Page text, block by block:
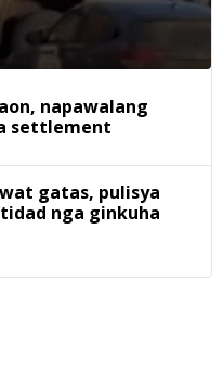
napawalang
settlement
gatas, pulisya
nga ginkuha